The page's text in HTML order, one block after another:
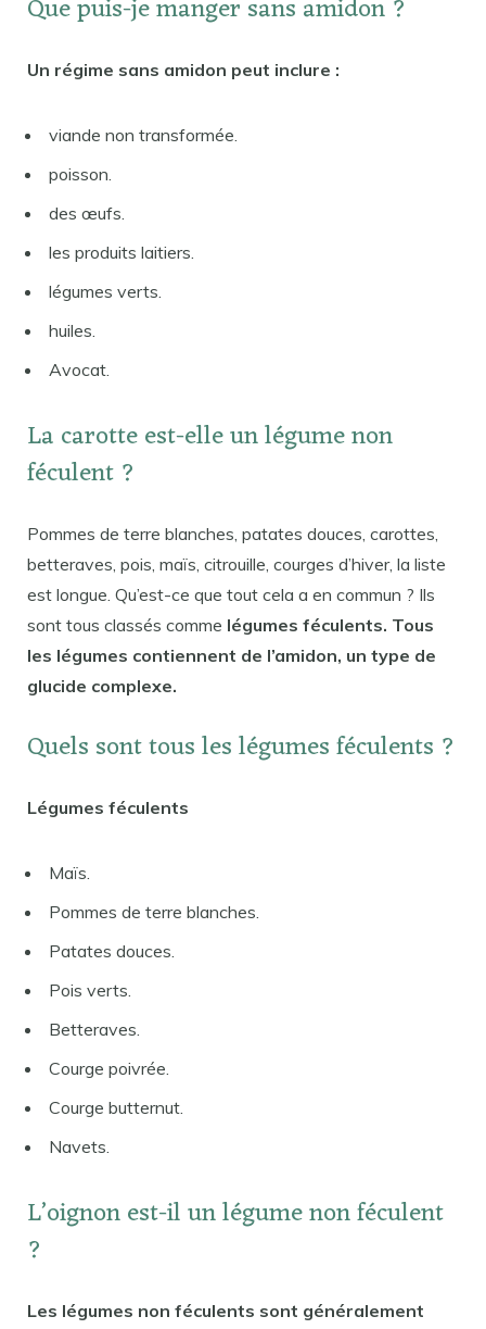
Que puis-je manger sans amidon ?
Un régime sans amidon peut inclure :
viande non transformée.
poisson.
des œufs.
les produits laitiers.
légumes verts.
huiles.
Avocat.
La carotte est-elle un légume non
féculent ?
Pommes de terre blanches, patates douces, carottes,
betteraves, pois, maïs, citrouille, courges d’hiver, la liste
est longue. Qu’est-ce que tout cela a en commun ? Ils
sont tous classés comme légumes féculents. Tous
les légumes contiennent de l’amidon, un type de
glucide complexe.
Quels sont tous les légumes féculents ?
Légumes féculents
Maïs.
Pommes de terre blanches.
Patates douces.
Pois verts.
Betteraves.
Courge poivrée.
Courge butternut.
Navets.
L’oignon est-il un légume non féculent
?
Les légumes non féculents sont généralement